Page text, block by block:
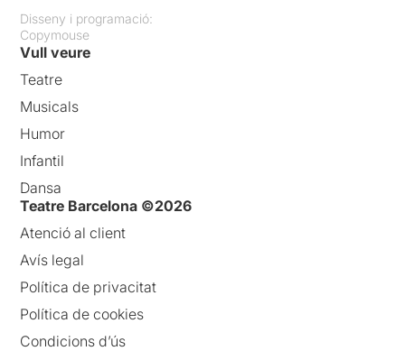
Disseny i programació:
Copymouse
Vull veure
Teatre
Musicals
Humor
Infantil
Dansa
Teatre Barcelona ©2026
Atenció al client
Avís legal
Política de privacitat
Política de cookies
Condicions d’ús